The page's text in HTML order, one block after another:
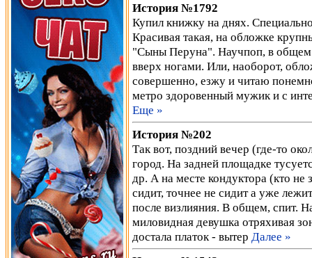
История №1792
Купил книжку на днях.
Красивая такая, на обложке
"Сыны Перуна". Научпоп, в общем.
вверх ногами. Или, наоборот,
совершенно, езжу и читаю
метро здоровенный мужик и с
Еще »
История №202
Так вот, поздний вечер (где-то
город. На задней площадке
др. А на месте кондуктора (кто не
сидит, точнее не сидит а уже
после визлияния. В общем, спит.
миловидная девушка отряхивая
достала платок - вытер Далее »